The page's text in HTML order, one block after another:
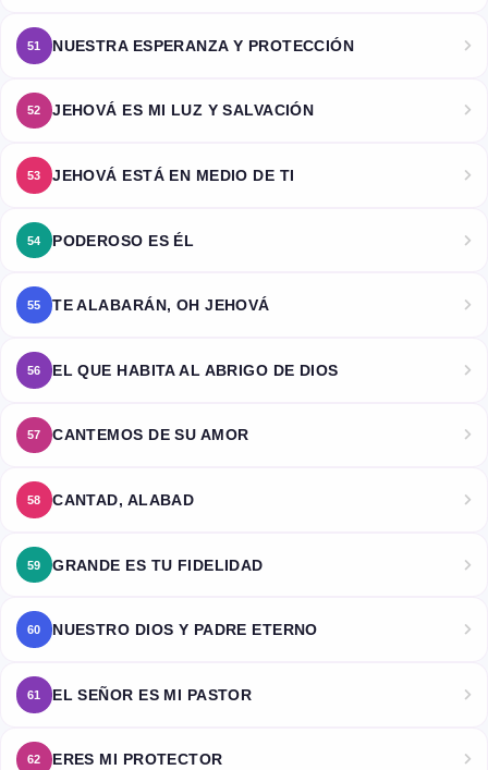
51 NUESTRA ESPERANZA Y PROTECCIÓN
52 JEHOVÁ ES MI LUZ Y SALVACIÓN
53 JEHOVÁ ESTÁ EN MEDIO DE TI
54 PODEROSO ES ÉL
55 TE ALABARÁN, OH JEHOVÁ
56 EL QUE HABITA AL ABRIGO DE DIOS
57 CANTEMOS DE SU AMOR
58 CANTAD, ALABAD
59 GRANDE ES TU FIDELIDAD
60 NUESTRO DIOS Y PADRE ETERNO
61 EL SEÑOR ES MI PASTOR
62 ERES MI PROTECTOR